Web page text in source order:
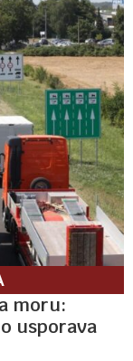
moru:
usporava